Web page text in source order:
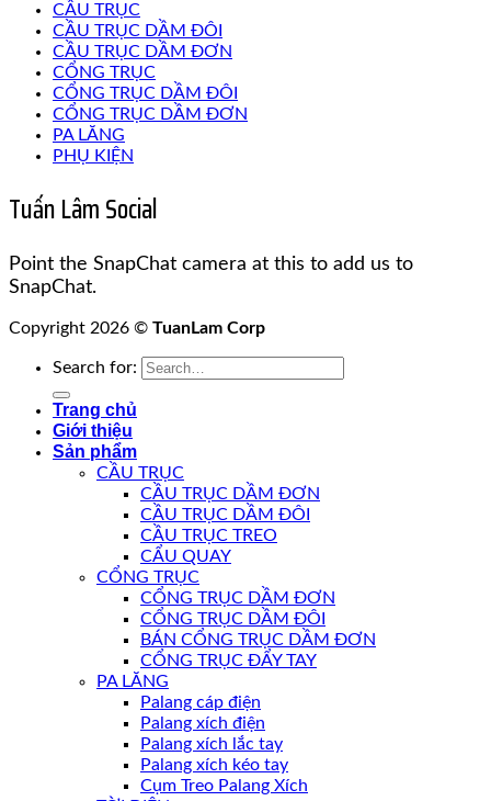
CẦU TRỤC
CẦU TRỤC DẦM ĐÔI
CẦU TRỤC DẦM ĐƠN
CỔNG TRỤC
CỔNG TRỤC DẦM ĐÔI
CỔNG TRỤC DẦM ĐƠN
PA LĂNG
PHỤ KIỆN
Tuấn Lâm Social
Point the SnapChat camera at this to add us to
SnapChat.
Copyright 2026 © TuanLam Corp
Search for:
Trang chủ
Giới thiệu
Sản phẩm
CẦU TRỤC
CẦU TRỤC DẦM ĐƠN
CẦU TRỤC DẦM ĐÔI
CẦU TRỤC TREO
CẨU QUAY
CỔNG TRỤC
CỔNG TRỤC DẦM ĐƠN
CỔNG TRỤC DẦM ĐÔI
BÁN CỔNG TRỤC DẦM ĐƠN
CỔNG TRỤC ĐẨY TAY
PA LĂNG
Palang cáp điện
Palang xích điện
Palang xích lắc tay
Palang xích kéo tay
Cụm Treo Palang Xích